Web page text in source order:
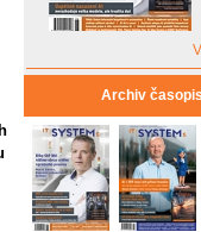
Archiv